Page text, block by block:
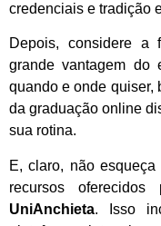
credenciais e tradição
Depois, considere a
grande vantagem do
quando e onde quiser,
da graduação online
sua rotina.
E, claro, não
recursos
UniAnchieta. Isso